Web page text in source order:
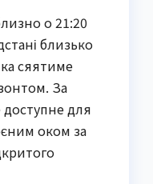
о 21:20
близько
сяятиме
За
для
оком за